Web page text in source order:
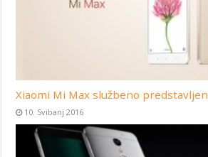
Xiaomi Mi Max službeno predstavljen
10. Svibanj 2016